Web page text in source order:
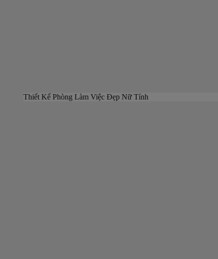
Thiết Kế Phòng Làm Việc Đẹp Nữ Tính